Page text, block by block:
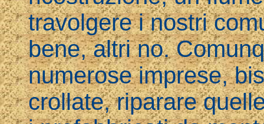
travolgere i nostri
bene, altri no.
numerose imprese,
crollate, riparare